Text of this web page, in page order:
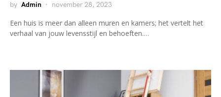
by Admin november 28, 2023
Een huis is meer dan alleen muren en kamers; het vertelt het
verhaal van jouw levensstijl en behoeften.…